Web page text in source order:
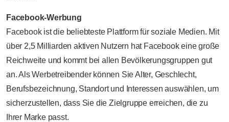
Facebook-Werbung
Facebook ist die beliebteste Plattform für soziale Medien. Mit
über 2,5 Milliarden aktiven Nutzern hat Facebook eine große
Reichweite und kommt bei allen Bevölkerungsgruppen gut
an. Als Werbetreibender können Sie Alter, Geschlecht,
Berufsbezeichnung, Standort und Interessen auswählen, um
sicherzustellen, dass Sie die Zielgruppe erreichen, die zu
Ihrer Marke passt.